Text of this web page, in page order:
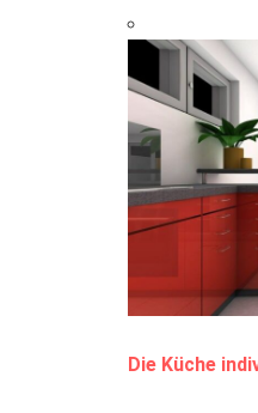
Die Küche